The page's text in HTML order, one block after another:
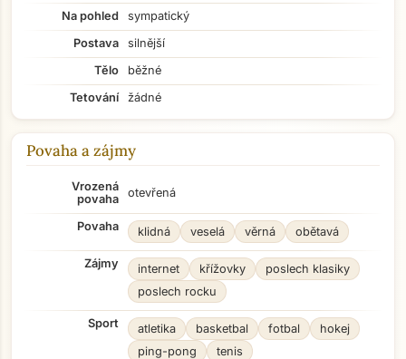
Na pohled
sympatický
Postava
silnější
Tělo
běžné
Tetování
žádné
Povaha a zájmy
Vrozená
povaha
otevřená
Povaha klidná veselá věrná obětavá
Zájmy internet křížovky
poslech klasiky
poslech rocku
Sport atletika basketbal fotbal
hokej
ping-pong
tenis